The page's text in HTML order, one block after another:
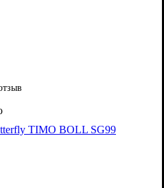
TIMO BOLL SG99